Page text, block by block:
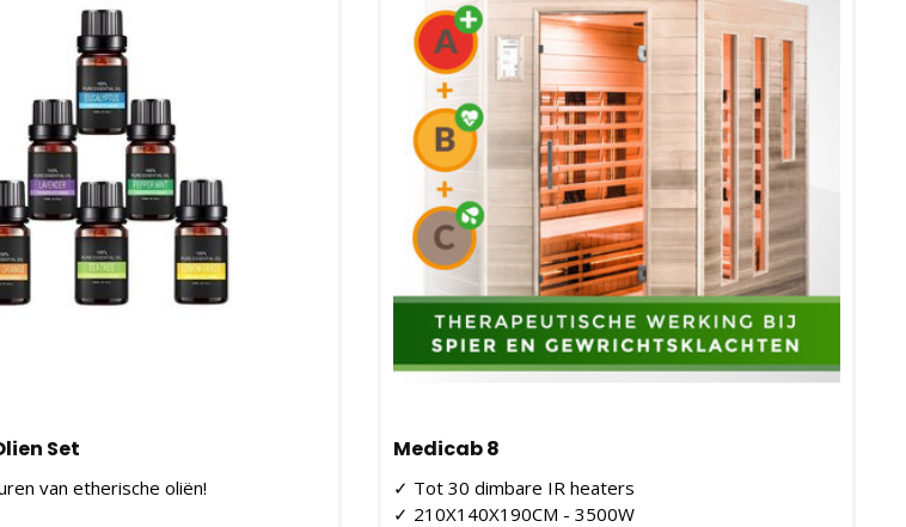
Set
van etherische oliën!
Medicab 8
✓ Tot 30 dimbare IR heaters
✓ 210X140X190CM - 3500W